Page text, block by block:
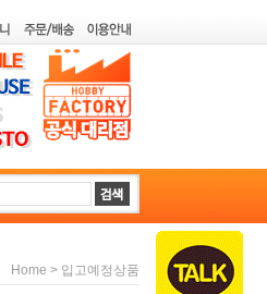
Home > 입고예정상품